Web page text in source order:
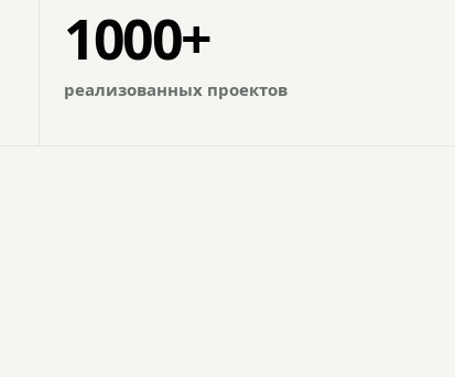
1000+
реализованных проектов